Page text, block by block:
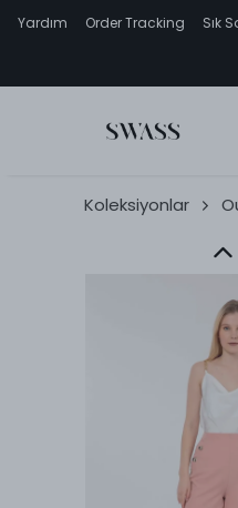
Yardım Order Tracking Sık
Koleksiyonlar